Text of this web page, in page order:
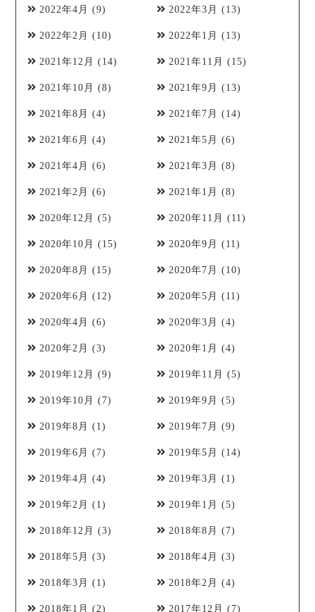
2022年4月 (9) 2022年3月 (13)
2022年2月 (10) 2022年1月 (13)
2021年12月 (14) 2021年11月 (15)
2021年10月 (8) 2021年9月 (13)
2021年8月 (4) 2021年7月 (14)
2021年6月 (4) 2021年5月 (6)
2021年4月 (6) 2021年3月 (8)
2021年2月 (6) 2021年1月 (8)
2020年12月 (5) 2020年11月 (11)
2020年10月 (15) 2020年9月 (11)
2020年8月 (15) 2020年7月 (10)
2020年6月 (12) 2020年5月 (11)
2020年4月 (6) 2020年3月 (4)
2020年2月 (3) 2020年1月 (4)
2019年12月 (9) 2019年11月 (5)
2019年10月 (7) 2019年9月 (5)
2019年8月 (1) 2019年7月 (9)
2019年6月 (7) 2019年5月 (14)
2019年4月 (4) 2019年3月 (1)
2019年2月 (1) 2019年1月 (5)
2018年12月 (3) 2018年8月 (7)
2018年5月 (3) 2018年4月 (3)
2018年3月 (1) 2018年2月 (4)
2018年1月 (2) 2017年12月 (7)